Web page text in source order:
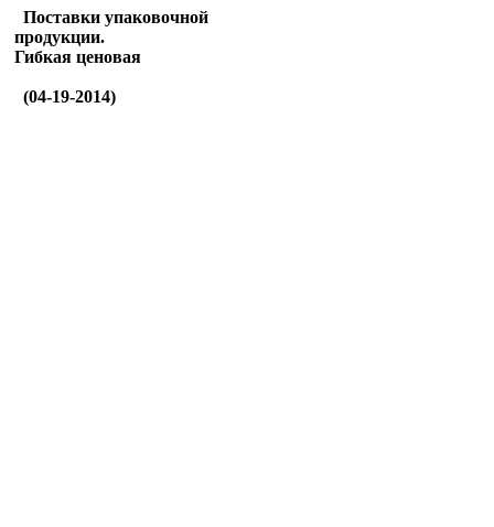
Поставки упаковочной
продукции.
Гибкая ценовая
(04-19-2014)